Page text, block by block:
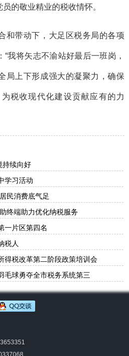
的敬业精业的税收情怀。
带动下，大足区税务局的各项
我将矢志不渝站好最后一班岗，
局上下形成强大的凝聚力，确保
税收现代化建设贡献应有的力
持续向好
学习活动
民消费底气足
终端助力优化纳税服务
一片区第四名
税人
得税改革第二阶段政策培训会
毛球勇夺全市税务系统第三